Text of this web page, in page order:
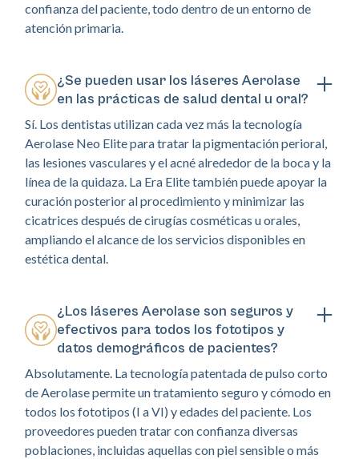
confianza del paciente, todo dentro de un entorno de
atención primaria.
¿Se pueden usar los láseres Aerolase
en las prácticas de salud dental u oral?
Sí. Los dentistas utilizan cada vez más la tecnología
Aerolase Neo Elite para tratar la pigmentación perioral,
las lesiones vasculares y el acné alrededor de la boca y la
línea de la quidaza. La Era Elite también puede apoyar la
curación posterior al procedimiento y minimizar las
cicatrices después de cirugías cosméticas u orales,
ampliando el alcance de los servicios disponibles en
estética dental.
¿Los láseres Aerolase son seguros y
efectivos para todos los fototipos y
datos demográficos de pacientes?
Absolutamente. La tecnología patentada de pulso corto
de Aerolase permite un tratamiento seguro y cómodo en
todos los fototipos (I a VI) y edades del paciente. Los
proveedores pueden tratar con confianza diversas
poblaciones, incluidas aquellas con piel sensible o más